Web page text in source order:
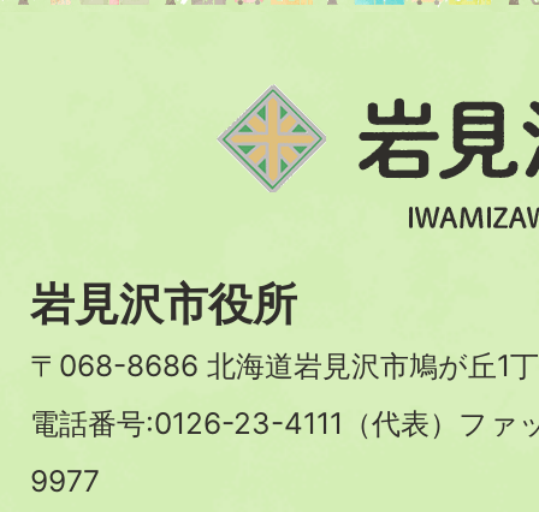
岩見沢市役所
〒068-8686 北海道岩見沢市鳩が丘1
電話番号:0126-23-4111（代表）フ
9977